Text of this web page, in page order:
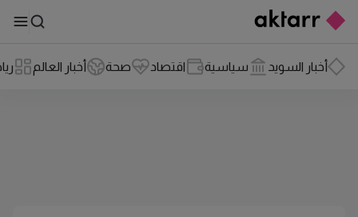
أخبار السويد سياسية اقتصاد صحة أخبار العالم